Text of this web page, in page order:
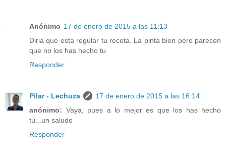
Anónimo 17 de enero de 2015 a las 11:13
Diria que esta regular tu receta. La pinta bien pero parecen
que no los has hecho tu
Responder
Pilar - Lechuza
17 de enero de 2015 a las 16:14
anónimo: Vaya, pues a lo mejor es que los has hecho
tú...un saludo
Responder